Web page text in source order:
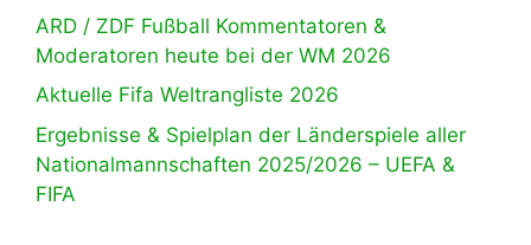
ARD / ZDF Fußball Kommentatoren &
Moderatoren heute bei der WM 2026
Aktuelle Fifa Weltrangliste 2026
Ergebnisse & Spielplan der Länderspiele aller
Nationalmannschaften 2025/2026 – UEFA &
FIFA